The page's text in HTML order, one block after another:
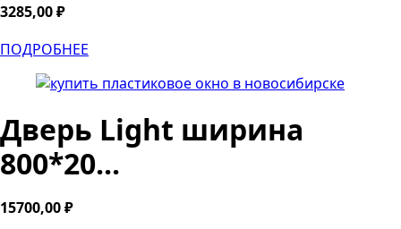
3285,00₽
ПОДРОБНЕЕ
Дверь Light ширина
800*20...
15700,00₽